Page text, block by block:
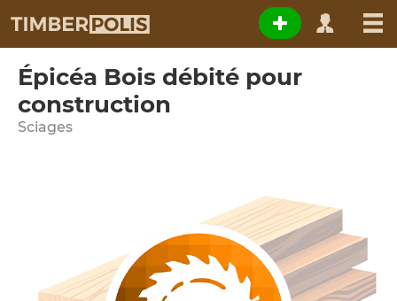
Épicéa Bois débité pour
construction
Sciages